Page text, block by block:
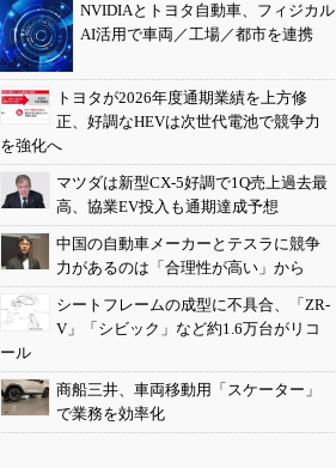
NVIDIAとトヨタ自動車、フィジカル
AI活用で車両／工場／都市を連携
トヨタが2026年度通期業績を上方修
正、好調なHEVは次世代電池で競争力
を強化へ
マツダは新型CX-5好調で1Q売上過去最
高、協業EV投入も通期達成予想
中国の自動車メーカーとテスラに競争
力があるのは「合理性が高い」から
シートフレームの成型に不具合、「ZR-
V」「シビック」など約1.6万台がリコ
ール
商船三井、車両移動用「スケーター」
で業務を効率化